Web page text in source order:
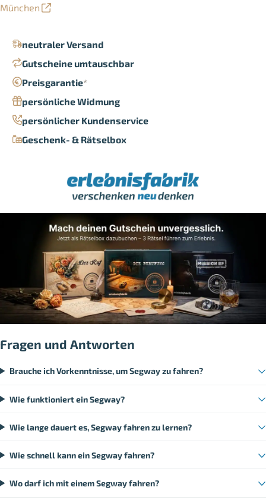
neutraler Versand
Gutscheine umtauschbar
Preisgarantie*
persönliche Widmung
persönlicher Kundenservice
Geschenk- & Rätselbox
München
Fragen und Antworten
Brauche ich Vorkenntnisse, um Segway zu fahren?
Wie funktioniert ein Segway?
Wie lange dauert es, Segway fahren zu lernen?
Wie schnell kann ein Segway fahren?
Wo darf ich mit einem Segway fahren?